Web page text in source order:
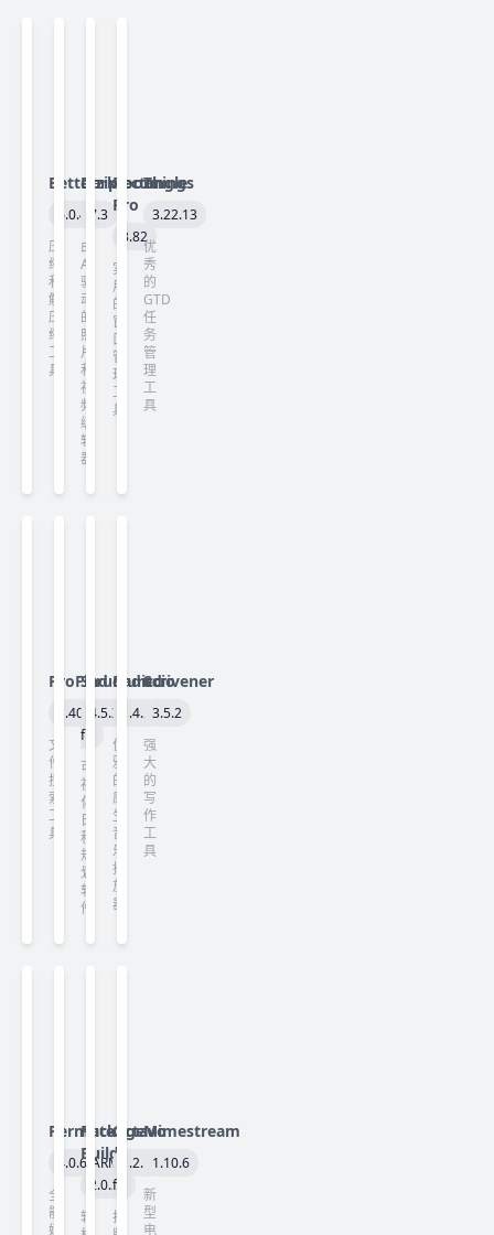
Betterzip
6.0.4
压
缩
和
解
压
缩
工
具
Darkroom
7.3
由
AI
驱
动
的
照
片
和
视
频
编
辑
器
Rectangle
Pro
3.82
实
用
的
窗
口
管
理
工
具
Things
3.22.13
优
秀
的
GTD
任
务
管
理
工
具
ProFind
1.40
文
件
搜
索
工
具
Structured
4.5.3
fix
可
视
化
日
程
规
划
软
件
Radiccio
1.4.2
优
雅
的
原
生
音
乐
播
放
器
Scrivener
3.5.2
强
大
的
写
作
工
具
Permute
4.0.6(ARM)
全
能
媒
Package
Builder
2.0.2
轻
Octavo
1.2.1
fix
排
Mimestream
1.10.6
新
型
电